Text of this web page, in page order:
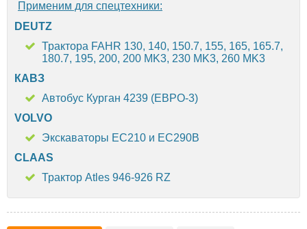
Применим для спецтехники:
DEUTZ
Трактора FAHR 130, 140, 150.7, 155, 165, 165.7,
180.7, 195, 200, 200 MK3, 230 MK3, 260 MK3
КАВЗ
Автобус Курган 4239 (ЕВРО-3)
VOLVO
Экскаваторы EC210 и EC290B
CLAAS
Трактор Atles 946-926 RZ